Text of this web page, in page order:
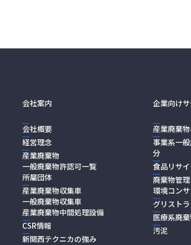
会社案内
会社概要
経営理念
産業廃棄物
一般廃棄物許認可一覧
所屬団体
産業廃棄物収集車
一般廃棄物収集車
産業廃棄物中間処理設備
CSR情報
新関西テクニカの強み
企業向け
産業廃棄
事業系一
分
食品リサ
廃棄物管理
環境コン
グリスト
医療系廃
汚泥